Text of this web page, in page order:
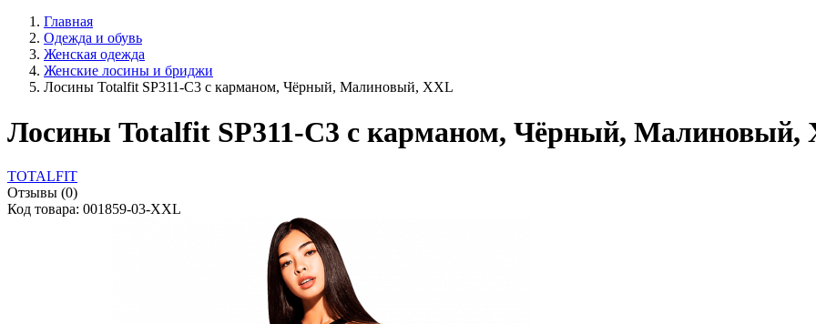
Главная
Одежда и обувь
Женская одежда
Женские лосины и бриджи
Лосины Totalfit SP311-C3 с карманом, Чёрный, Малиновый, XXL
Лосины Totalfit SP311-C3 с карманом, Чёрный, Малиновый,
TOTALFIT
Отзывы (0)
Код товара: 001859-03-XXL